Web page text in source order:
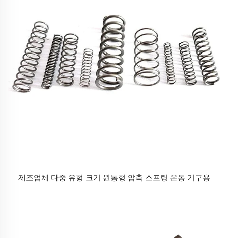
제조업체 다중 유형 크기 원통형 압축 스프링 운동 기구용